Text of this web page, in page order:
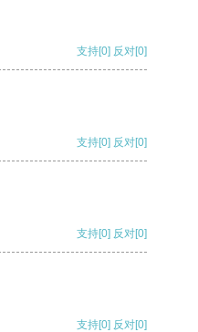
支持[0] 反对[0]
支持[0] 反对[0]
支持[0] 反对[0]
支持[0] 反对[0]